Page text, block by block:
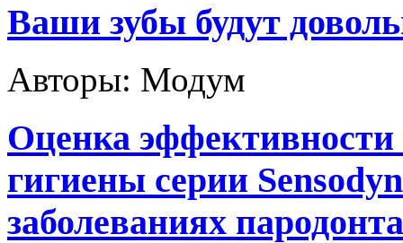
Ваши зубы будут
Авторы: Модум
Оценка
гигиены серии
заболеваниях пародонта